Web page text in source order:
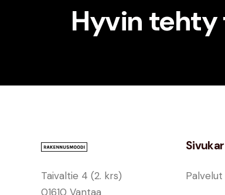
Hyvin
Taivaltie 4 (2. krs)
01610 Vantaa
Palvelut